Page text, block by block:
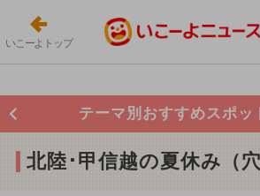
いこーよトップ
テーマ別おすすめスポッ
北陸･甲信越の夏休み（